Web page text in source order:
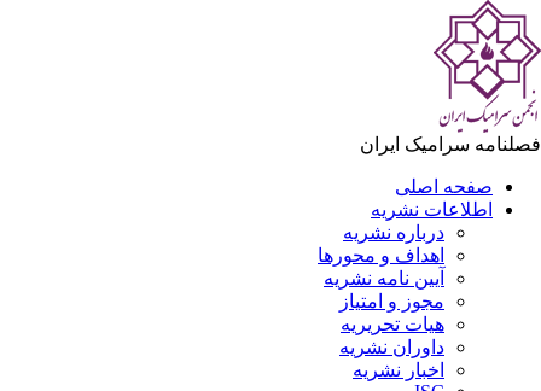
سرامیک ایران
صفحه اصلی
اطلاعات نشریه
درباره نشریه
اهداف و محورها
آیین نامه نشریه
مجوز و امتیاز
هیات تحریریه
داوران نشریه
اخبار نشریه